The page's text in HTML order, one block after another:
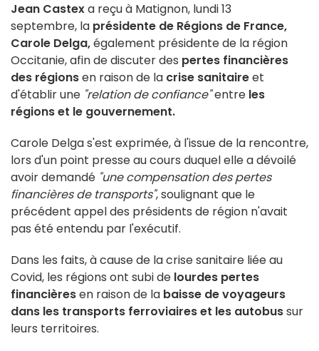
Jean Castexa reçu à Matignon, lundi 13
septembre, la présidente de Régions de France,
Carole Delga,également présidente de la région
Occitanie, afin de discuter des pertes financières
des régionsen raison de la crise sanitaireet
d'établir une "relation de confiance"entre les
régions et le gouvernement.
Carole Delga s'est exprimée, à l'issue de la rencontre,
lors d'un point presse au cours duquel elle a dévoilé
avoir demandé "une compensation des pertes
financières de transports", soulignant que le
précédent appel des présidents de région n'avait
pas été entendu par l'exécutif.
Dans les faits, à cause de la crise sanitaire liée au
Covid, les régions ont subi de lourdes pertes
financièresen raison de la baisse de voyageurs
dans les transports ferroviaires et les autobussur
leurs territoires.